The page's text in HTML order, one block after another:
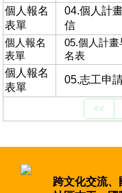
個人報名
表單
04.個人計
信
個人報名
表單
05.個人計畫
名表
個人報名
表單
05.志工申
跨文化交流、